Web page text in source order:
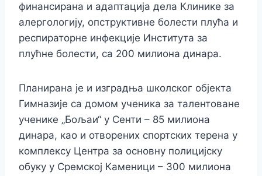
финансирана и адаптација дела Клинике за
алергологију, опструктивне болести плућа и
респираторне инфекције Института за
плућне болести, са 200 милиона динара.
Планирана је и изградња школског објекта
Гимназије са домом ученика за талентоване
ученике „Бољаи“ у Сенти – 85 милиона
динара, као и отворених спортских терена у
комплексу Центра за основну полицијску
обуку у Сремској Каменици – 300 милиона